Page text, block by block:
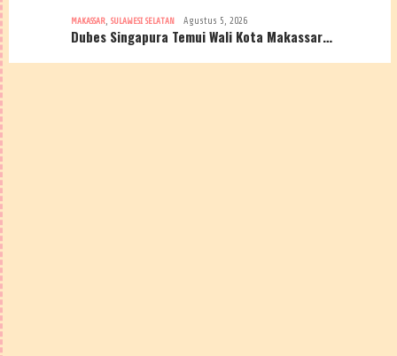
MAKASSAR, SULAWESI SELATAN Agustus 5, 2026
Dubes Singapura Temui Wali Kota Makassar…